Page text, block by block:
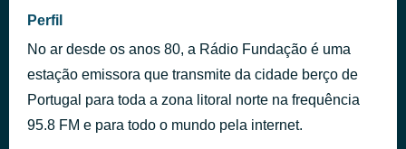
Só Nós Dois
Waze
(A Casa Da) Mariquinhas
Gisela João
há 39 minutos
Perfil
No ar desde os anos 80, a Rádio Fundação é uma
estação emissora que transmite da cidade berço de
Portugal para toda a zona litoral norte na frequência
95.8 FM e para todo o mundo pela internet.